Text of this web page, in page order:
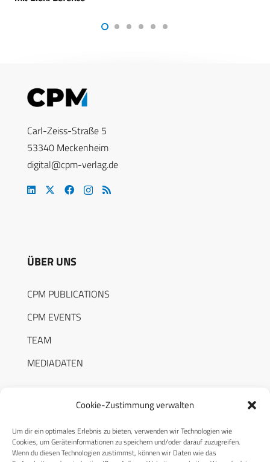
Cookie-Zustimmung verwalten
Um dir ein optimales Erlebnis zu bieten, verwenden wir Technologien wie
Cookies, um Geräteinformationen zu speichern und/oder darauf zuzugreifen.
Wenn du diesen Technologien zustimmst, können wir Daten wie das
Carl-Zeiss-Straße 5
53340 Meckenheim
digital@cpm-verlag.de
ÜBER UNS
CPM PUBLICATIONS
CPM EVENTS
TEAM
MEDIADATEN
RECHTLICHES